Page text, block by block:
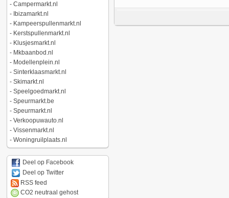
- Campermarkt.nl
- Ibizamarkt.nl
- Kampeerspullenmarkt.nl
- Kerstspullenmarkt.nl
- Klusjesmarkt.nl
- Mkbaanbod.nl
- Modellenplein.nl
- Sinterklaasmarkt.nl
- Skimarkt.nl
- Speelgoedmarkt.nl
- Speurmarkt.be
- Speurmarkt.nl
- Verkoopuwauto.nl
- Vissenmarkt.nl
- Woningruilplaats.nl
Deel op Facebook
Deel op Twitter
RSS feed
CO2 neutraal gehost